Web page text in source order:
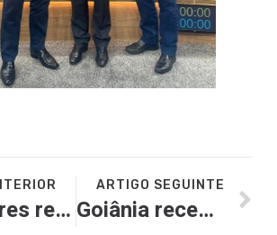
Sindibares realiza happy hour com associados e faz lançamento oficial da Rota Sertaneja
ARTIGO SEGUINTE
Goiânia recebe o Festival de Comida Japonesa Sushi Fest, de 13 a 29 de junho